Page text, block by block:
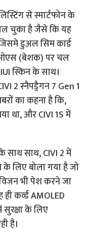
से स्मार्टफोन के
चल चुका है जैसे कि यह
डुअल सिम कार्ड
ओएस (बेशक) पर चल
स्किन के साथ।
2 स्नैपड्रैगन 7 Gen 1
का कहना है कि,
था, और CIVI 1S में
साथ साथ, CIVI 2 में
लिए बोला गया है जो
भी पेश करने जा
कर्व्ड AMOLED
सुरक्षा के लिए
है।